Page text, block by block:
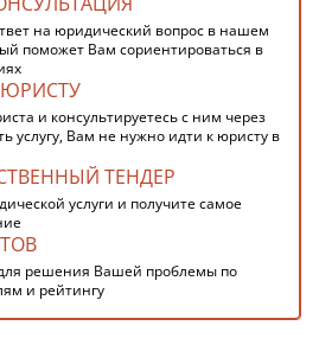
на юридический вопрос в нашем
поможет Вам сориентироваться в
и консультируетесь с ним через
услугу, Вам не нужно идти к юристу в
ТЕНДЕР
услуги и получите самое
решения Вашей проблемы по
и рейтингу